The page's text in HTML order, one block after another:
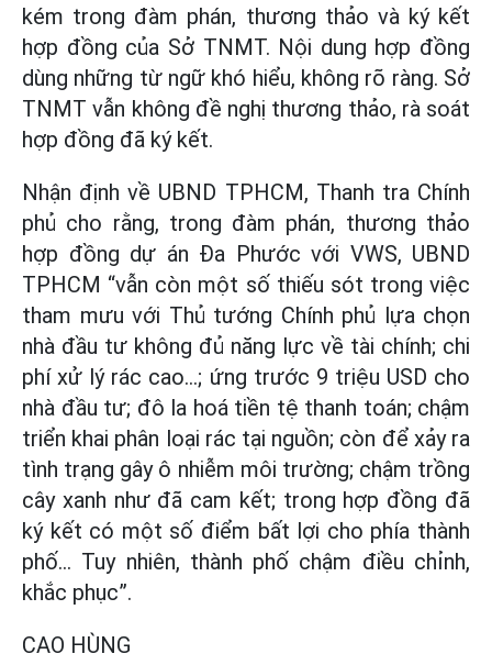
kém trong đàm phán, thương thảo và ký kết
hợp đồng của Sở TNMT. Nội dung hợp đồng
dùng những từ ngữ khó hiểu, không rõ ràng. Sở
TNMT vẫn không đề nghị thương thảo, rà soát
hợp đồng đã ký kết.
Nhận định về UBND TPHCM, Thanh tra Chính
phủ cho rằng, trong đàm phán, thương thảo
hợp đồng dự án Đa Phước với VWS, UBND
TPHCM “vẫn còn một số thiếu sót trong việc
tham mưu với Thủ tướng Chính phủ lựa chọn
nhà đầu tư không đủ năng lực về tài chính; chi
phí xử lý rác cao...; ứng trước 9 triệu USD cho
nhà đầu tư; đô la hoá tiền tệ thanh toán; chậm
triển khai phân loại rác tại nguồn; còn để xảy ra
tình trạng gây ô nhiễm môi trường; chậm trồng
cây xanh như đã cam kết; trong hợp đồng đã
ký kết có một số điểm bất lợi cho phía thành
phố... Tuy nhiên, thành phố chậm điều chỉnh,
khắc phục”.
CAO HÙNG